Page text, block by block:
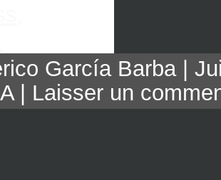
García Barba |
| Laisser un